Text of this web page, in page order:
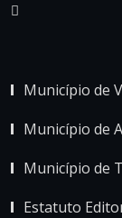
Município de
Município de
Município de
Estatuto